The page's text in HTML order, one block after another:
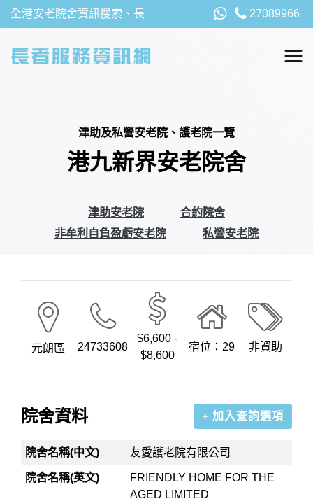
全港安老院舍資訊搜索、長 27089966
津助及私營安老院、護老院一覽
港九新界安老院舍
津助安老院
合約院舍
非牟利自負盈虧安老院
私營安老院
元朗區 24733608
$6,600 -
$8,600
宿位：29 非資助
院舍資料 + 加入查詢選項
院舍名稱(中文) 友愛護老院有限公司
院舍名稱(英文)
FRIENDLY HOME FOR THE
AGED LIMITED